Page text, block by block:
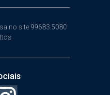
no site 99683.5080